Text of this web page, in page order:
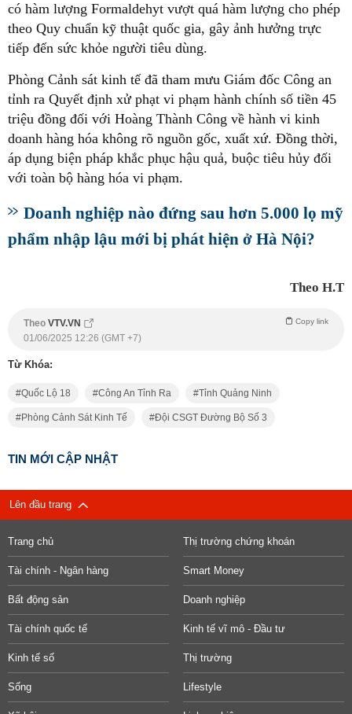
có hàm lượng Formaldehyt vượt quá hàm lượng cho phép
theo Quy chuẩn kỹ thuật quốc gia, gây ảnh hưởng trực
tiếp đến sức khỏe người tiêu dùng.
Phòng Cảnh sát kinh tế đã tham mưu Giám đốc Công an
tỉnh ra Quyết định xử phạt vi phạm hành chính số tiền 45
triệu đồng đối với Hoàng Thành Công về hành vi kinh
doanh hàng hóa không rõ nguồn gốc, xuất xứ. Đồng thời,
áp dụng biện pháp khắc phục hậu quả, buộc tiêu hủy đối
với toàn bộ hàng hóa vi phạm.
Doanh nghiệp nào đứng sau hơn 5.000 lọ mỹ
phẩm nhập lậu mới bị phát hiện ở Hà Nội?
Theo H.T
Theo VTV.VN Copy link
01/06/2025 12:26 (GMT +7)
Từ Khóa:
Quốc Lộ 18 Công An Tỉnh Ra Tỉnh Quảng Ninh
Phòng Cảnh Sát Kinh Tế Đội CSGT Đường Bộ Số 3
TIN MỚI CẬP NHẬT
Lên đầu trang
Trang chủ Thị trường chứng khoán
Tài chính - Ngân hàng Smart Money
Bất động sản Doanh nghiệp
Tài chính quốc tế Kinh tế vĩ mô - Đầu tư
Kinh tế số Thị trường
Sống Lifestyle